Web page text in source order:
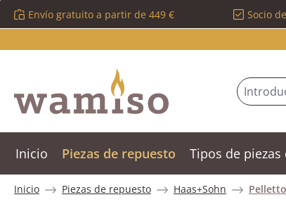
al contenido principal
Saltar a la búsqueda
Saltar a la navegación principal
Envío gratuito a partir de 449 € Socio
Inicio Piezas de repuesto Tipos de
Inicio Piezas de repuesto Haas+Sohn Pelletto